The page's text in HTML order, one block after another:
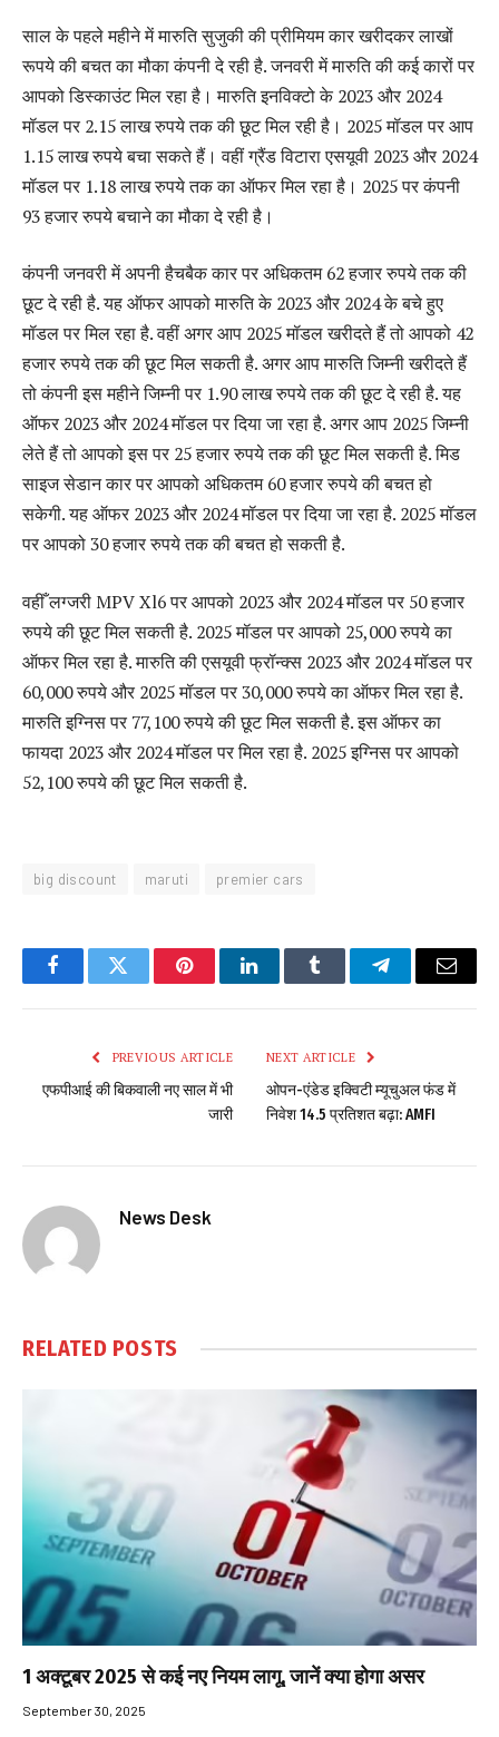
साल के पहले महीने में मारुति सुजुकी की प्रीमियम कार खरीदकर लाखों
रूपये की बचत का मौका कंपनी दे रही है. जनवरी में मारुति की कई कारों पर
आपको डिस्काउंट मिल रहा है। मारुति इनविक्टो के 2023 और 2024
मॉडल पर 2.15 लाख रुपये तक की छूट मिल रही है। 2025 मॉडल पर आप
1.15 लाख रुपये बचा सकते हैं। वहीं ग्रैंड विटारा एसयूवी 2023 और 2024
मॉडल पर 1.18 लाख रुपये तक का ऑफर मिल रहा है। 2025 पर कंपनी
93 हजार रुपये बचाने का मौका दे रही है।
कंपनी जनवरी में अपनी हैचबैक कार पर अधिकतम 62 हजार रुपये तक की
छूट दे रही है. यह ऑफर आपको मारुति के 2023 और 2024 के बचे हुए
मॉडल पर मिल रहा है. वहीं अगर आप 2025 मॉडल खरीदते हैं तो आपको 42
हजार रुपये तक की छूट मिल सकती है. अगर आप मारुति जिम्नी खरीदते हैं
तो कंपनी इस महीने जिम्नी पर 1.90 लाख रुपये तक की छूट दे रही है. यह
ऑफर 2023 और 2024 मॉडल पर दिया जा रहा है. अगर आप 2025 जिम्नी
लेते हैं तो आपको इस पर 25 हजार रुपये तक की छूट मिल सकती है. मिड
साइज सेडान कार पर आपको अधिकतम 60 हजार रुपये की बचत हो
सकेगी. यह ऑफर 2023 और 2024 मॉडल पर दिया जा रहा है. 2025 मॉडल
पर आपको 30 हजार रुपये तक की बचत हो सकती है.
वहीँ लग्जरी MPV Xl6 पर आपको 2023 और 2024 मॉडल पर 50 हजार
रुपये की छूट मिल सकती है. 2025 मॉडल पर आपको 25,000 रुपये का
ऑफर मिल रहा है. मारुति की एसयूवी फ्रॉन्क्स 2023 और 2024 मॉडल पर
60,000 रुपये और 2025 मॉडल पर 30,000 रुपये का ऑफर मिल रहा है.
मारुति इग्निस पर 77,100 रुपये की छूट मिल सकती है. इस ऑफर का
फायदा 2023 और 2024 मॉडल पर मिल रहा है. 2025 इग्निस पर आपको
52,100 रुपये की छूट मिल सकती है.
big discount maruti premier cars
FacebookTwitter PinterestLinkedInTumblr TelegramEmail
PREVIOUS ARTICLE
एफपीआई की बिकवाली नए साल में भी
जारी
NEXT ARTICLE
ओपन-एंडेड इक्विटी म्यूचुअल फंड में
निवेश 14.5 प्रतिशत बढ़ा: AMFI
News Desk
RELATED POSTS
1 अक्टूबर 2025 से कई नए नियम लागू, जानें क्या होगा असर
September 30, 2025